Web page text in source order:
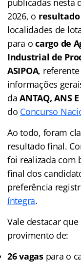
publicadas nesta
2026, o
localidades de
para ocargo de
Industrial de
ASIPOA, referente
informações
daANTAQ, ANS E
do Concurso
Ao todo, foram
resultado final.
foi realizada com
final dos
preferência
íntegra.
Vale destacar que
provimento de:
26 vagaspara o